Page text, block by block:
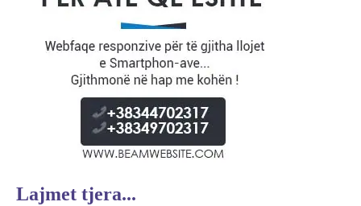
Lajmet tjera...